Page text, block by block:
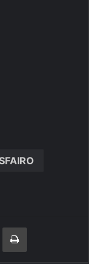
Κοινοποίηση μέσω ηλεκτρονικού ταχυδρομείουΕκτύπωση